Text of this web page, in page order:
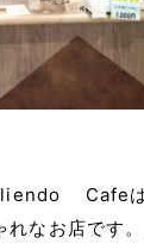
Cafe
れなお店です